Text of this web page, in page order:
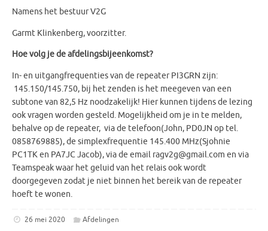
Namens het bestuur V2G
Garmt Klinkenberg, voorzitter.
Hoe volg je de afdelingsbijeenkomst?
In- en uitgangfrequenties van de repeater PI3GRN zijn:
145.150/145.750, bij het zenden is het meegeven van een
subtone van 82,5 Hz noodzakelijk! Hier kunnen tijdens de lezing
ook vragen worden gesteld. Mogelijkheid om je in te melden,
behalve op de repeater, via de telefoon(John, PD0JN op tel.
0858769885), de simplexfrequentie 145.400 MHz(Sjohnie
PC1TK en PA7JC Jacob), via de email ragv2g@gmail.com en via
Teamspeak waar het geluid van het relais ook wordt
doorgegeven zodat je niet binnen het bereik van de repeater
hoeft te wonen.
26 mei 2020 Afdelingen